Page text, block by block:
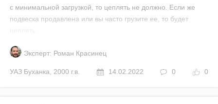
с минимальной загрузкой, то цеплять не должно. Если же
подвеска продавлена или вы часто грузите ее, то будет
Эксперт: Роман Красинец
УАЗ Буханка 2000 г.в. 14.02.2022 0 0